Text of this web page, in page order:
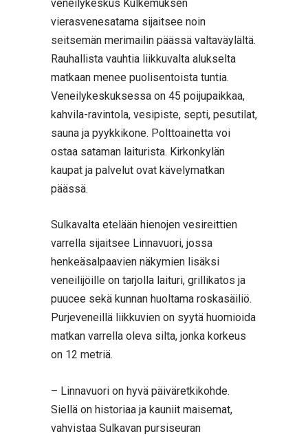
veneilykeskus Kulkemuksen
vierasvenesatama sijaitsee noin
seitsemän merimailin päässä valtaväylältä.
Rauhallista vauhtia liikkuvalta alukselta
matkaan menee puolisentoista tuntia.
Veneilykeskuksessa on 45 poijupaikkaa,
kahvila-ravintola, vesipiste, septi, pesutilat,
sauna ja pyykkikone. Polttoainetta voi
ostaa sataman laiturista. Kirkonkylän
kaupat ja palvelut ovat kävelymatkan
päässä.
Sulkavalta etelään hienojen vesireittien
varrella sijaitsee Linnavuori, jossa
henkeäsalpaavien näkymien lisäksi
veneilijöille on tarjolla laituri, grillikatos ja
puucee sekä kunnan huoltama roskasäiliö.
Purjeveneillä liikkuvien on syytä huomioida
matkan varrella oleva silta, jonka korkeus
on 12 metriä.
– Linnavuori on hyvä päiväretkikohde.
Siellä on historiaa ja kauniit maisemat,
vahvistaa Sulkavan pursiseuran